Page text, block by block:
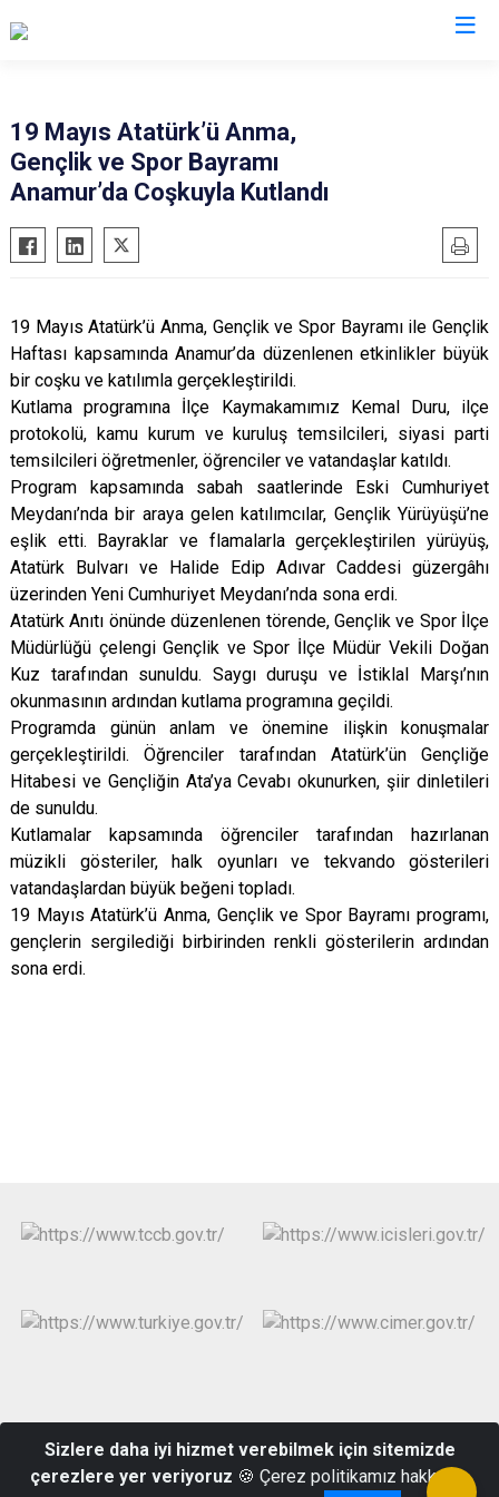
Anamur
Bozyazı
Gülnar
Mut
Silifke
Yenişehir
19 Mayıs Atatürk’ü Anma,
Gençlik ve Spor Bayramı
Anamur’da Coşkuyla Kutlandı
19 Mayıs Atatürk’ü Anma, Gençlik ve Spor Bayramı ile Gençlik
Haftası kapsamında Anamur’da düzenlenen etkinlikler büyük
bir coşku ve katılımla gerçekleştirildi.
Kutlama programına İlçe Kaymakamımız Kemal Duru, ilçe
protokolü, kamu kurum ve kuruluş temsilcileri, siyasi parti
temsilcileri öğretmenler, öğrenciler ve vatandaşlar katıldı.
Program kapsamında sabah saatlerinde Eski Cumhuriyet
Meydanı’nda bir araya gelen katılımcılar, Gençlik Yürüyüşü’ne
eşlik etti. Bayraklar ve flamalarla gerçekleştirilen yürüyüş,
Atatürk Bulvarı ve Halide Edip Adıvar Caddesi güzergâhı
üzerinden Yeni Cumhuriyet Meydanı’nda sona erdi.
Atatürk Anıtı önünde düzenlenen törende, Gençlik ve Spor İlçe
Müdürlüğü çelengi Gençlik ve Spor İlçe Müdür Vekili Doğan
Kuz tarafından sunuldu. Saygı duruşu ve İstiklal Marşı’nın
okunmasının ardından kutlama programına geçildi.
Programda günün anlam ve önemine ilişkin konuşmalar
gerçekleştirildi. Öğrenciler tarafından Atatürk’ün Gençliğe
Hitabesi ve Gençliğin Ata’ya Cevabı okunurken, şiir dinletileri
de sunuldu.
Kutlamalar kapsamında öğrenciler tarafından hazırlanan
müzikli gösteriler, halk oyunları ve tekvando gösterileri
vatandaşlardan büyük beğeni topladı.
19 Mayıs Atatürk’ü Anma, Gençlik ve Spor Bayramı programı,
gençlerin sergilediği birbirinden renkli gösterilerin ardından
sona erdi.
Anamur/MERSİN
Telefon : (324) 814 1004 Belgegeçer : (324) 814 1168
Sizlere daha iyi hizmet verebilmek için sitemizde
çerezlere yer veriyoruz 🍪 Çerez politikamız hakkında